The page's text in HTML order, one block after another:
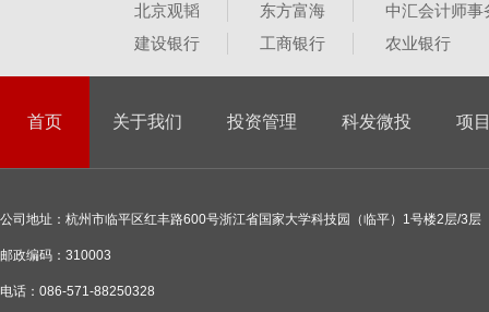
北京观韬
东方富海
中汇会计师事
建设银行
工商银行 农业银行
首页 关于我们 投资管理 科发微投 项
公司地址：杭州市临平区红丰路600号浙江省国家大学科技园（临平）1号楼2层/3层
邮政编码：310003
电话：086-571-88250328